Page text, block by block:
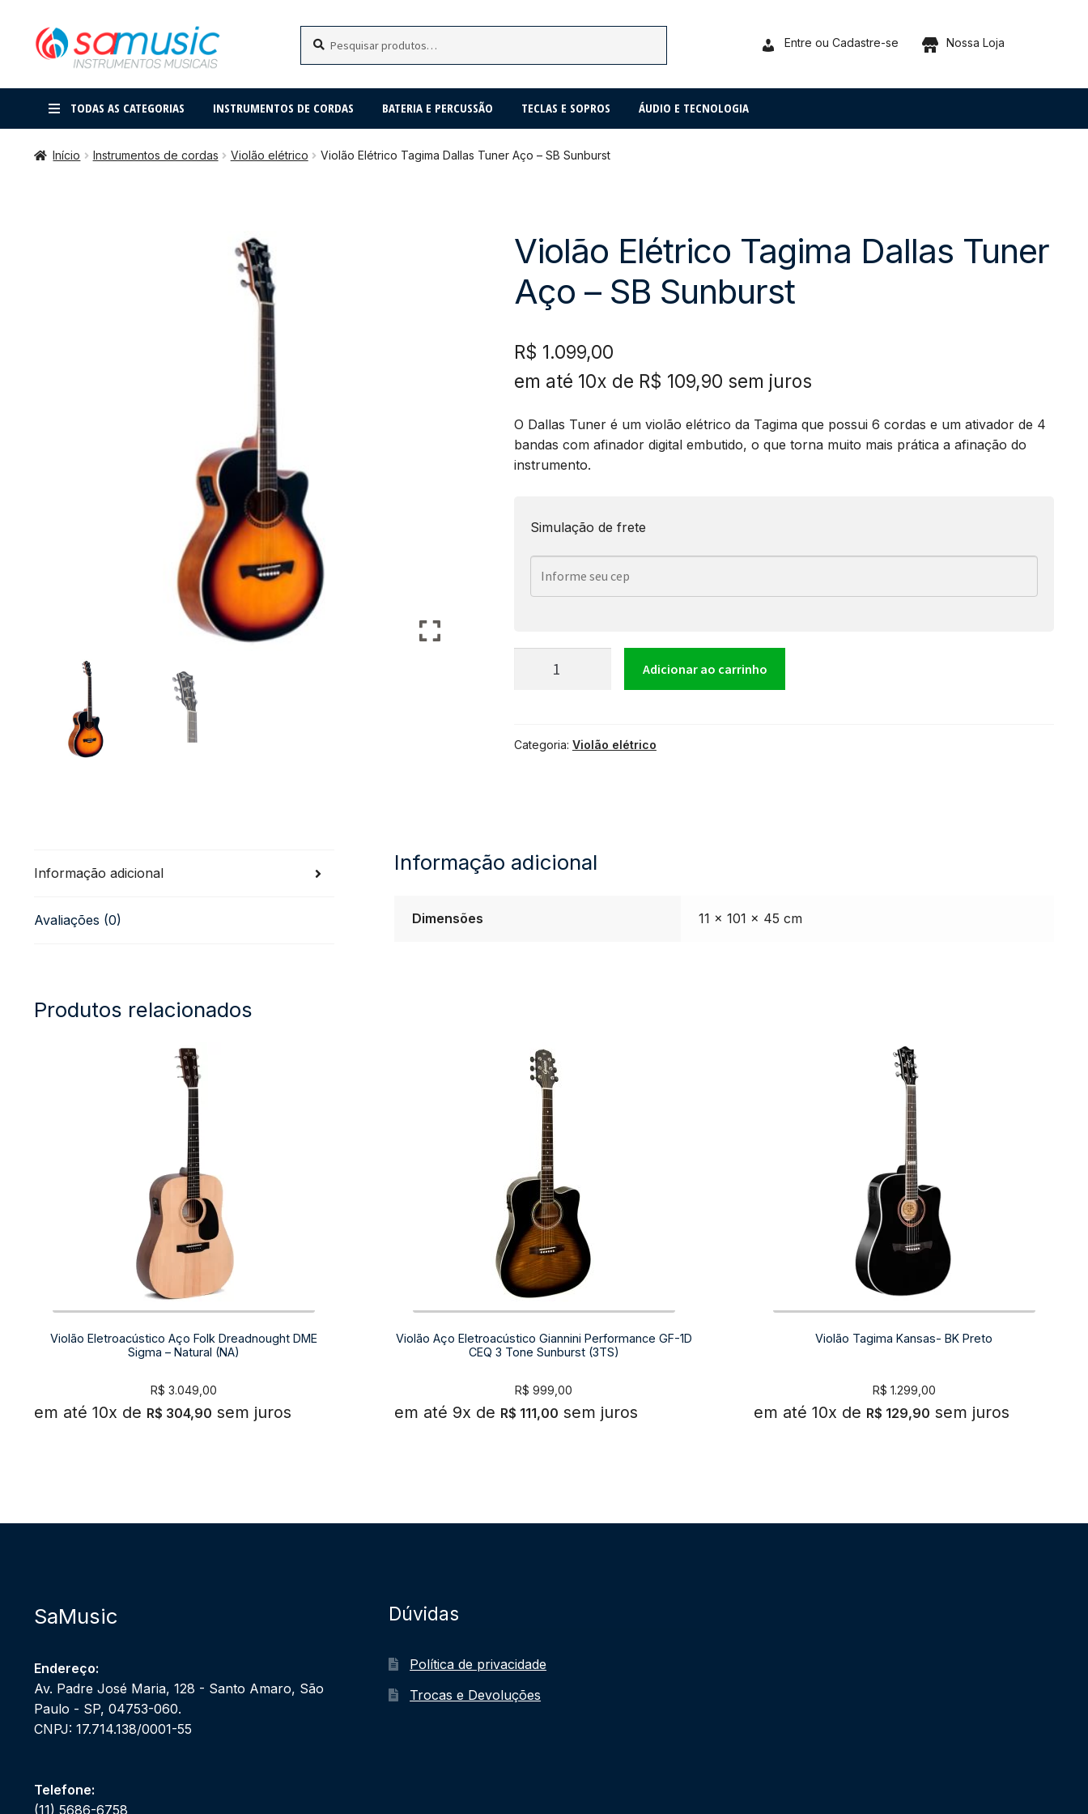
Pular
para
Pular
para
por:
Entre ou Cadastre-se Nossa Loja
TODAS AS CATEGORIAS INSTRUMENTOS DE CORDAS BATERIA E PERCUSSÃO TECLAS E SOPROS ÁUDIO E TECNOLOGIA
Início Instrumentos de cordas Violão elétrico Violão Elétrico Tagima Dallas Tuner Aço – SB Sunburst
Violão Elétrico Tagima Dallas Tuner
Aço – SB Sunburst
R$ 1.099,00
em até 10x de R$ 109,90 sem juros
O Dallas Tuner é um violão elétrico da Tagima que possui 6 cordas e um ativador de 4
bandas com afinador digital embutido, o que torna muito mais prática a afinação do
instrumento.
Simulação de frete
Violão
Tagima
quantidade
Adicionar ao carrinho
Categoria: Violão elétrico
Informação adicional
Avaliações (0)
Informação adicional
Dimensões 11 × 101 × 45 cm
Produtos relacionados
Violão Eletroacústico Aço Folk Dreadnought DME
Sigma – Natural (NA)
R$ 3.049,00
em até 10x de R$ 304,90 sem juros
Violão Aço Eletroacústico Giannini Performance GF-1D
CEQ 3 Tone Sunburst (3TS)
R$ 999,00
em até 9x de R$ 111,00 sem juros
Violão Tagima Kansas- BK Preto
R$ 1.299,00
em até 10x de R$ 129,90 sem juros
SaMusic
Endereço:
Av. Padre José Maria, 128 - Santo Amaro, São
Paulo - SP, 04753-060.
CNPJ: 17.714.138/0001-55
Telefone:
(11) 5686-6758
Dúvidas
Política de privacidade
Trocas e Devoluções